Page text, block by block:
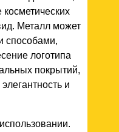
косметических
Металл может
способами,
логотипа
покрытий,
и